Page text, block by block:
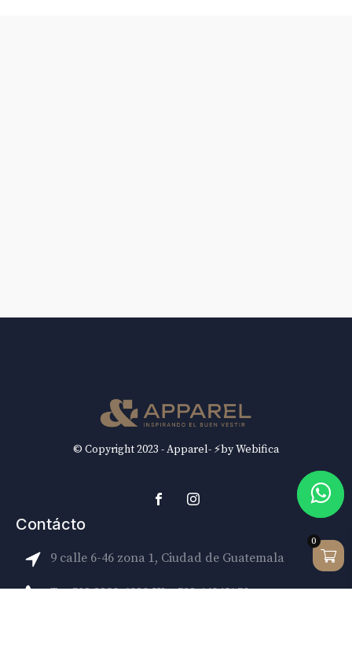
© Copyright 2023 - Apparel- ⚡by Webifica
Contácto
9 calle 6-46 zona 1, Ciudad de Guatemala
T: +502 2293-6323 W: +502 44949159
0